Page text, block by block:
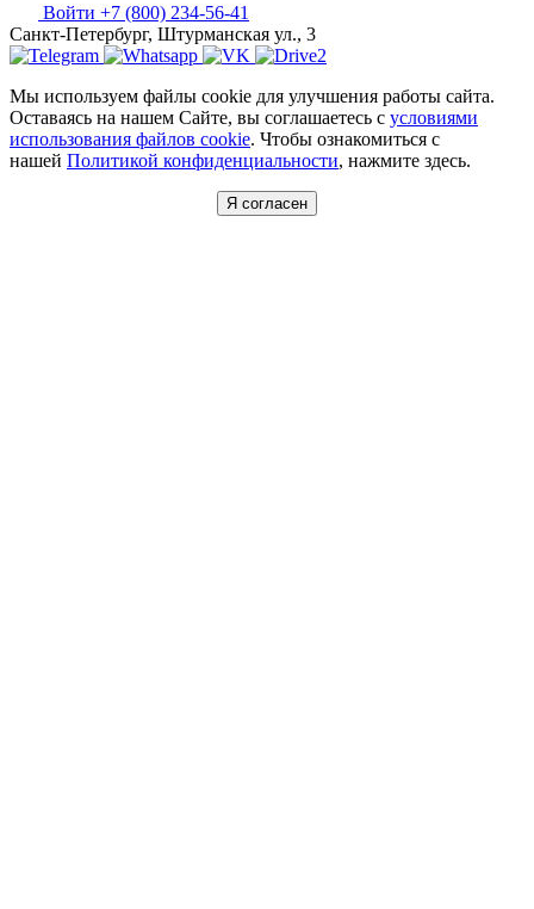
Войти +7 (800) 234-56-41
Санкт-Петербург, Штурманская ул., 3
Мы используем файлы cookie для улучшения работы сайта.
Оставаясь на нашем Сайте, вы соглашаетесь с условиями
использования файлов cookie. Чтобы ознакомиться с
нашей Политикой конфиденциальности, нажмите здесь.
Я согласен